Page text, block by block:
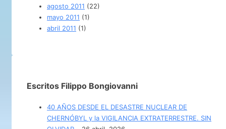
agosto 2011 (22)
mayo 2011 (1)
abril 2011 (1)
Escritos Filippo Bongiovanni
40 AÑOS DESDE EL DESASTRE NUCLEAR DE
CHERNÓBYL y la VIGILANCIA EXTRATERRESTRE. SIN